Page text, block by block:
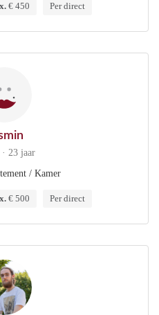
€ 450 Per direct
23 jaar
/ Kamer
€ 500 Per direct